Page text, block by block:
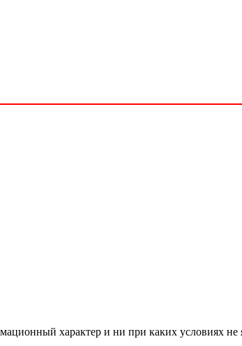
характер и ни при каких условиях не